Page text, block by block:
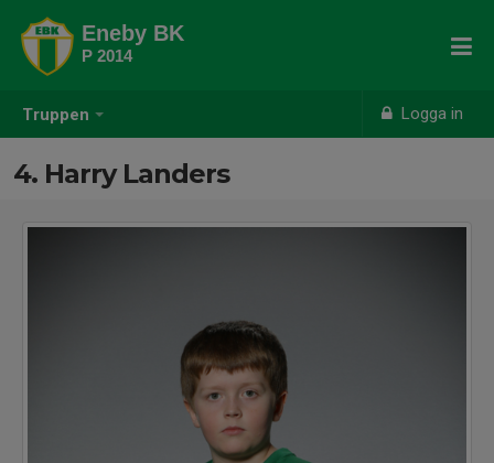
Truppen Logga in
Eneby BK
P 2014
4. Harry Landers